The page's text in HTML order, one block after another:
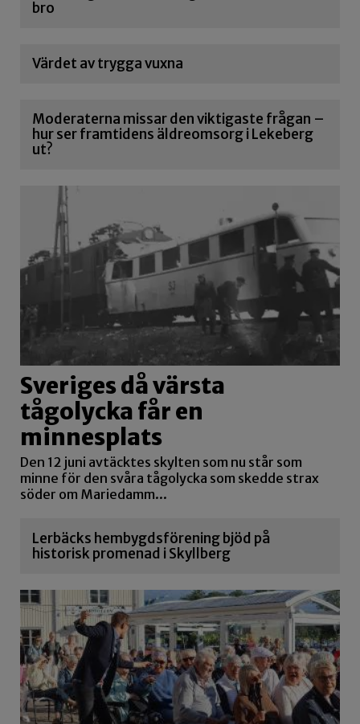
bro
Värdet av trygga vuxna
Moderaterna missar den viktigaste frågan –
hur ser framtidens äldreomsorg i Lekeberg
ut?
Sveriges då värsta
tågolycka får en
minnesplats
Den 12 juni avtäcktes skylten som nu står som
minne för den svåra tågolycka som skedde strax
söder om Mariedamm...
Lerbäcks hembygdsförening bjöd på
historisk promenad i Skyllberg